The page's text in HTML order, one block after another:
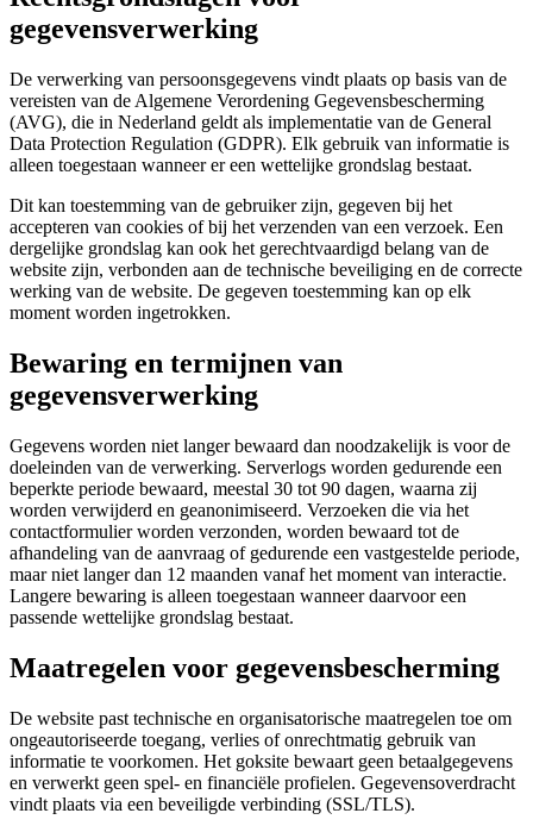
gegevensverwerking
De verwerking van persoonsgegevens vindt plaats op basis van de
vereisten van de Algemene Verordening Gegevensbescherming
(AVG), die in Nederland geldt als implementatie van de General
Data Protection Regulation (GDPR). Elk gebruik van informatie is
alleen toegestaan wanneer er een wettelijke grondslag bestaat.
Dit kan toestemming van de gebruiker zijn, gegeven bij het
accepteren van cookies of bij het verzenden van een verzoek. Een
dergelijke grondslag kan ook het gerechtvaardigd belang van de
website zijn, verbonden aan de technische beveiliging en de correcte
werking van de website. De gegeven toestemming kan op elk
moment worden ingetrokken.
Bewaring en termijnen van
gegevensverwerking
Gegevens worden niet langer bewaard dan noodzakelijk is voor de
doeleinden van de verwerking. Serverlogs worden gedurende een
beperkte periode bewaard, meestal 30 tot 90 dagen, waarna zij
worden verwijderd en geanonimiseerd. Verzoeken die via het
contactformulier worden verzonden, worden bewaard tot de
afhandeling van de aanvraag of gedurende een vastgestelde periode,
maar niet langer dan 12 maanden vanaf het moment van interactie.
Langere bewaring is alleen toegestaan wanneer daarvoor een
passende wettelijke grondslag bestaat.
Maatregelen voor gegevensbescherming
De website past technische en organisatorische maatregelen toe om
ongeautoriseerde toegang, verlies of onrechtmatig gebruik van
informatie te voorkomen. Het goksite bewaart geen betaalgegevens
en verwerkt geen spel- en financiële profielen. Gegevensoverdracht
vindt plaats via een beveiligde verbinding (SSL/TLS).